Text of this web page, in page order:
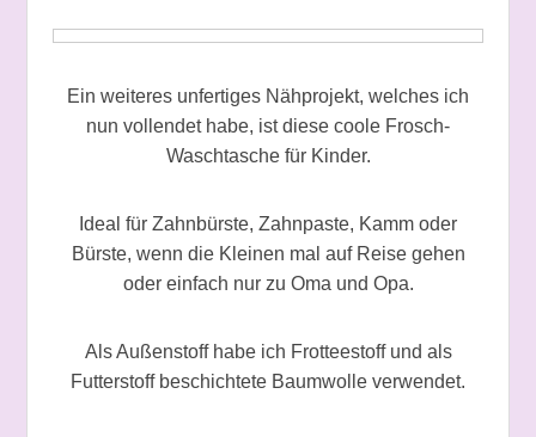
Ein weiteres unfertiges Nähprojekt, welches ich
nun vollendet habe, ist diese coole Frosch-
Waschtasche für Kinder.
Ideal für Zahnbürste, Zahnpaste, Kamm oder
Bürste, wenn die Kleinen mal auf Reise gehen
oder einfach nur zu Oma und Opa.
Als Außenstoff habe ich Frotteestoff und als
Futterstoff beschichtete Baumwolle verwendet.